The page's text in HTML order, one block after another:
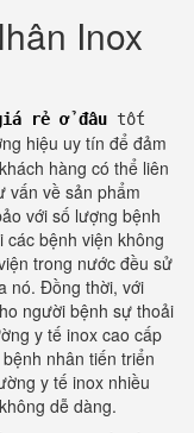
Inox
rẻ ở đâu tốt
hiệu uy tín để đảm
hàng có thể liên
vấn về sản phẩm
với số lượng bệnh
bệnh viện không
trong nước đều sử
nó. Đồng thời, với
người bệnh sự thoải
y tế inox cao cấp
nhân tiến triển
y tế inox nhiều
dễ dàng.